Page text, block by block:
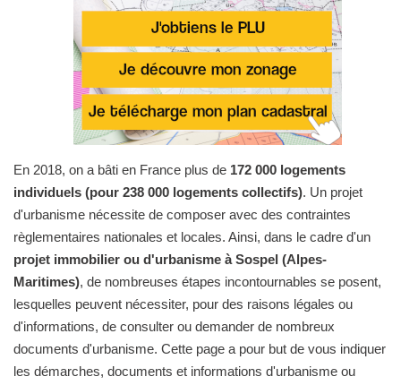
En 2018, on a bâti en France plus de 172 000 logements
individuels (pour 238 000 logements collectifs). Un projet
d'urbanisme nécessite de composer avec des contraintes
règlementaires nationales et locales. Ainsi, dans le cadre d'un
projet immobilier ou d'urbanisme à Sospel (Alpes-
Maritimes), de nombreuses étapes incontournables se posent,
lesquelles peuvent nécessiter, pour des raisons légales ou
d'informations, de consulter ou demander de nombreux
documents d'urbanisme. Cette page a pour but de vous indiquer
les démarches, documents et informations d'urbanisme ou